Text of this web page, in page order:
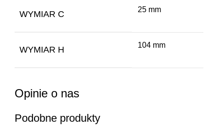
WYMIAR C 25 mm
WYMIAR H 104 mm
Opinie o nas
Podobne produkty